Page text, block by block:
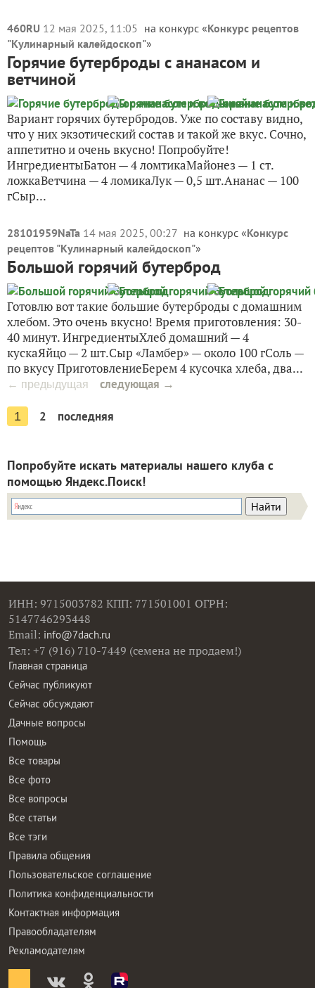
460RU 12 мая 2025, 11:05 на конкурс «Конкурс рецептов
"Кулинарный калейдоскоп"»
Горячие бутерброды с ананасом и
ветчиной
Вариант горячих бутербродов. Уже по составу видно,
что у них экзотический состав и такой же вкус. Сочно,
аппетитно и очень вкусно! Попробуйте!
ИнгредиентыБатон — 4 ломтикаМайонез — 1 ст.
ложкаВетчина — 4 ломикаЛук — 0,5 шт.Ананас — 100
гСыр...
28101959NaTa 14 мая 2025, 00:27 на конкурс «Конкурс
рецептов "Кулинарный калейдоскоп"»
Большой горячий бутерброд
Готовлю вот такие большие бутерброды с домашним
хлебом. Это очень вкусно! Время приготовления: 30-
40 минут. ИнгредиентыХлеб домашний — 4
кускаЯйцо — 2 шт.Сыр «Ламбер» — около 100 гСоль —
по вкусу ПриготовлениеБерем 4 кусочка хлеба, два...
← предыдущая следующая →
1 2 последняя
Попробуйте искать материалы нашего клуба с
помощью Яндекс.Поиск!
ИНН: 9715003782 КПП: 771501001 ОГРН:
5147746293448
Email: info@7dach.ru
Тел: +7 (916) 710-7449 (семена не продаем!)
Главная страница
Сейчас публикуют
Сейчас обсуждают
Дачные вопросы
Помощь
Все товары
Все фото
Все вопросы
Все статьи
Все тэги
Правила общения
Пользовательское соглашение
Политика конфиденциальности
Контактная информация
Правообладателям
Рекламодателям